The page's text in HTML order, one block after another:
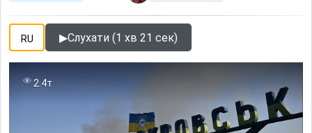
RU ▶Слухати (1 хв 21 сек)
2.4т